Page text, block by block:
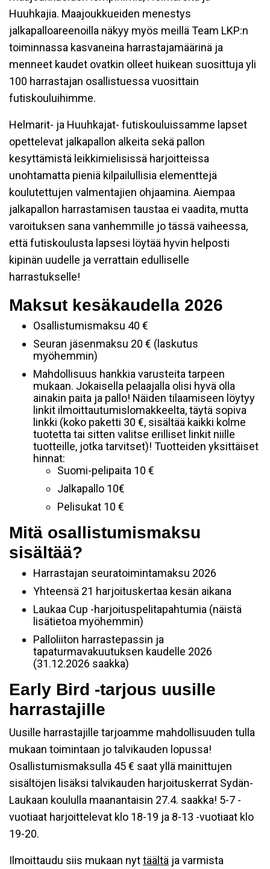
Huuhkajia. Maajoukkueiden menestys
jalkapalloareenoilla näkyy myös meillä Team LKP:n
toiminnassa kasvaneina harrastajamäärinä ja
menneet kaudet ovatkin olleet huikean suosittuja yli
100 harrastajan osallistuessa vuosittain
futiskouluihimme.
Helmarit- ja Huuhkajat- futiskouluissamme lapset
opettelevat jalkapallon alkeita sekä pallon
kesyttämistä leikkimielisissä harjoitteissa
unohtamatta pieniä kilpailullisia elementtejä
koulutettujen valmentajien ohjaamina. Aiempaa
jalkapallon harrastamisen taustaa ei vaadita, mutta
varoituksen sana vanhemmille jo tässä vaiheessa,
että futiskoulusta lapsesi löytää hyvin helposti
kipinän uudelle ja verrattain edulliselle
harrastukselle!
Maksut kesäkaudella 2026
Osallistumismaksu 40 €
Seuran jäsenmaksu 20 € (laskutus
myöhemmin)
Mahdollisuus hankkia varusteita tarpeen
mukaan. Jokaisella pelaajalla olisi hyvä olla
ainakin paita ja pallo! Näiden tilaamiseen löytyy
linkit ilmoittautumislomakkeelta, täytä sopiva
linkki (koko paketti 30 €, sisältää kaikki kolme
tuotetta tai sitten valitse erilliset linkit niille
tuotteille, jotka tarvitset)! Tuotteiden yksittäiset
hinnat:
Suomi-pelipaita 10 €
Jalkapallo 10€
Pelisukat 10 €
Mitä osallistumismaksu
sisältää?
Harrastajan seuratoimintamaksu 2026
Yhteensä 21 harjoituskertaa kesän aikana
Laukaa Cup -harjoituspelitapahtumia (näistä
lisätietoa myöhemmin)
Palloliiton harrastepassin ja
tapaturmavakuutuksen kaudelle 2026
(31.12.2026 saakka)
Early Bird -tarjous uusille
harrastajille
Uusille harrastajille tarjoamme mahdollisuuden tulla
mukaan toimintaan jo talvikauden lopussa!
Osallistumismaksulla 45 € saat yllä mainittujen
sisältöjen lisäksi talvikauden harjoituskerrat Sydän-
Laukaan koululla maanantaisin 27.4. saakka! 5-7 -
vuotiaat harjoittelevat klo 18-19 ja 8-13 -vuotiaat klo
19-20.
Ilmoittaudu siis mukaan nyttäältä ja varmista